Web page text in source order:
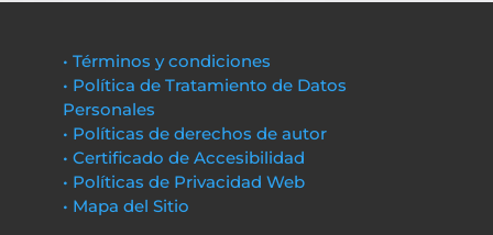
• Términos y condiciones
• Política de Tratamiento de Datos
Personales
• Políticas de derechos de autor
• Certificado de Accesibilidad
• Políticas de Privacidad Web
• Mapa del Sitio